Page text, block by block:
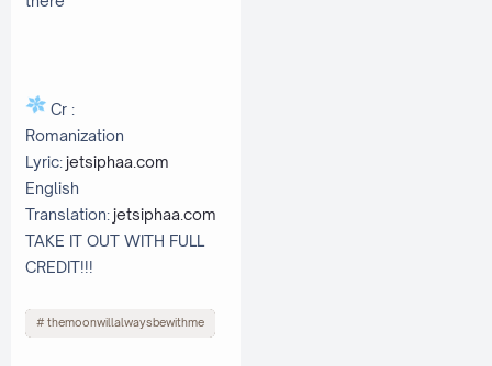
Cr :
Romanization
Lyric:jetsiphaa.com
English
Translation:jetsiphaa.com
TAKE IT OUT WITH FULL
CREDIT!!!
themoonwillalwaysbewithme